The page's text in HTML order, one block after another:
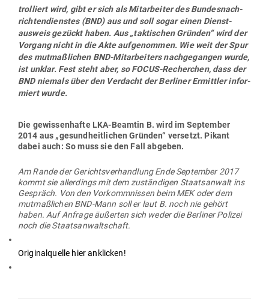
trol­liert wird, gibt er sich als Mit­ar­beiter des Bun­des­nach­
rich­ten­dienstes (BND) aus und soll sogar einen Dienst­
ausweis gezückt haben. Aus „tak­ti­schen Gründen“ wird der
Vorgang nicht in die Akte auf­ge­nommen. Wie weit der Spur
des mut­maß­lichen BND-Mit­ar­beiters nach­ge­gangen wurde,
ist unklar. Fest steht aber, so FOCUS-Recherchen, dass der
BND niemals über den Ver­dacht der Ber­liner Ermittler infor­
miert wurde.
Die gewis­sen­hafte LKA-Beamtin B. wird im Sep­tember
2014 aus „gesund­heit­lichen Gründen“ ver­setzt. Pikant
dabei auch: So muss sie den Fall abgeben.
Am Rande der Gerichts­ver­handlung Ende Sep­tember 2017
kommt sie aller­dings mit dem zustän­digen Staats­anwalt ins
Gespräch. Von den Vor­komm­nissen beim MEK oder dem
mut­maß­lichen BND-Mann soll er laut B. noch nie gehört
haben. Auf Anfrage äußerten sich weder die Ber­liner Polizei
noch die Staatsanwaltschaft.
Ori­gi­nal­quelle hier anklicken!